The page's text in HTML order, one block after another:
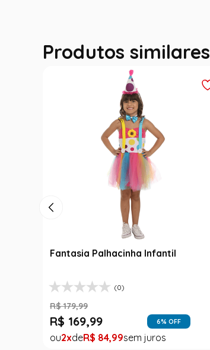
Produtos similares
Fantasia Palhacinha Infantil
(0)
R$ 179,99
R$ 169,99 6% OFF
2 R$ 84,99